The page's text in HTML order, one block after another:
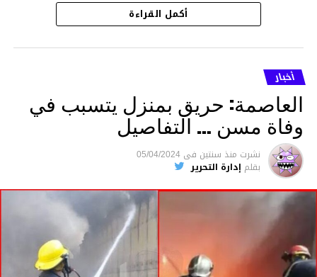
هذا وقد تمكن أعوان مركز الأمن الوطني بحي
هلال في توقيت قياسي من محاصرة المشتبه به
والقبض عليه وإحالته على التحقيق في خصوص
ما نُسبه إليه.
متابعة
قسم الاخبار
أكمل القراءة
أخبار
العاصمة: حريق بمنزل يتسبب في
وفاة مسن … التفاصيل
نشرت منذ سنتين فى 05/04/2024
بقلم إدارة التحرير